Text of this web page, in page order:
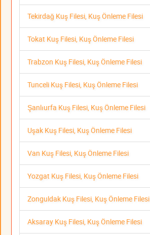
Tekirdağ Kuş Filesi, Kuş Önleme Filesi
Tokat Kuş Filesi, Kuş Önleme Filesi
Trabzon Kuş Filesi, Kuş Önleme Filesi
Tunceli Kuş Filesi, Kuş Önleme Filesi
Şanlıurfa Kuş Filesi, Kuş Önleme Filesi
Uşak Kuş Filesi, Kuş Önleme Filesi
Van Kuş Filesi, Kuş Önleme Filesi
Yozgat Kuş Filesi, Kuş Önleme Filesi
Zonguldak Kuş Filesi, Kuş Önleme Filesi
Aksaray Kuş Filesi, Kuş Önleme Filesi